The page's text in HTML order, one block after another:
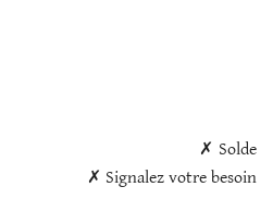
vous ✗ Solde
votre besoin